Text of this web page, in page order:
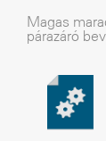
Magas
párazáró